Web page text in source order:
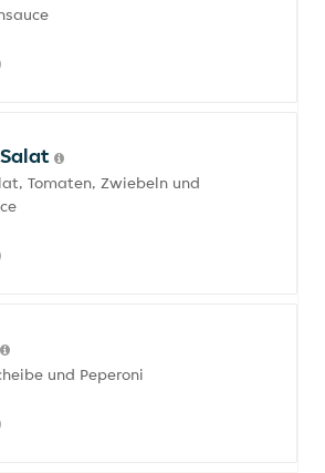
Tomaten, Zwiebeln und
und Peperoni